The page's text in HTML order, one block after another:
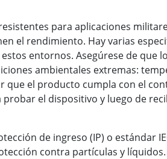
para aplicaciones
el rendimiento. Hay varias
entornos. Asegúrese de que
ambientales extremas:
que el producto cumpla con el
el dispositivo y luego de
de ingreso (IP) o estándar
contra partículas y